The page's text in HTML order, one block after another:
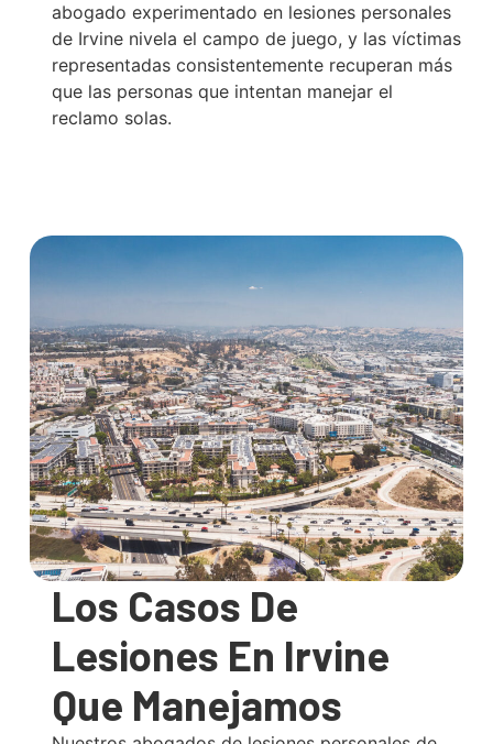
abogado experimentado en lesiones personales
de Irvine nivela el campo de juego, y las víctimas
representadas consistentemente recuperan más
que las personas que intentan manejar el
reclamo solas.
Los Casos De
Lesiones En Irvine
Que Manejamos